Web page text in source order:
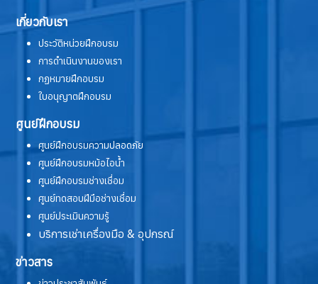
เกี่ยวกับเรา
ประวัติหน่วยฝึกอบรม
การดำเนินงานของเรา
กฏหมายฝึกอบรม
ใบอนุญาตฝึกอบรม
ศูนย์ฝึกอบรม
ศูนย์ฝึกอบรมความปลอดภัย
ศูนย์ฝึกอบรมหม้อไอน้ำ
ศูนย์ฝึกอบรมช่างเชื่อม
ศูนย์ทดสอบฝีมือช่างเชื่อม
ศูนย์ประเมินความรู้
บริการเช่าเครื่องมือ & อุปกรณ์
ข่าวสาร